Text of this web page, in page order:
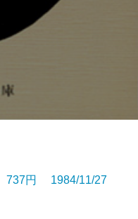
737円 1984/11/27